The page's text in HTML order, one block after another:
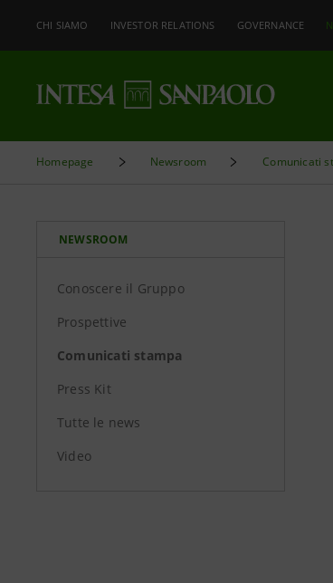
CHI SIAMO INVESTOR RELATIONS GOVERNANCE
Homepage Newsroom Comunicati
NEWSROOM
Conoscere il Gruppo
Prospettive
Comunicati stampa
Press Kit
Tutte le news
Video